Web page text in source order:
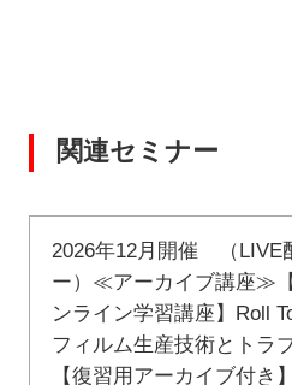
関連セミナー
2026年12月開催 （LIVE
ー）≪アーカイブ講座≫
ンライン学習講座】Roll
フィルム生産技術とトラ
【復習用アーカイブ付き】